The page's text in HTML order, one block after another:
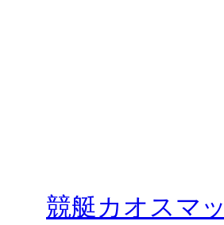
競艇カオスマ